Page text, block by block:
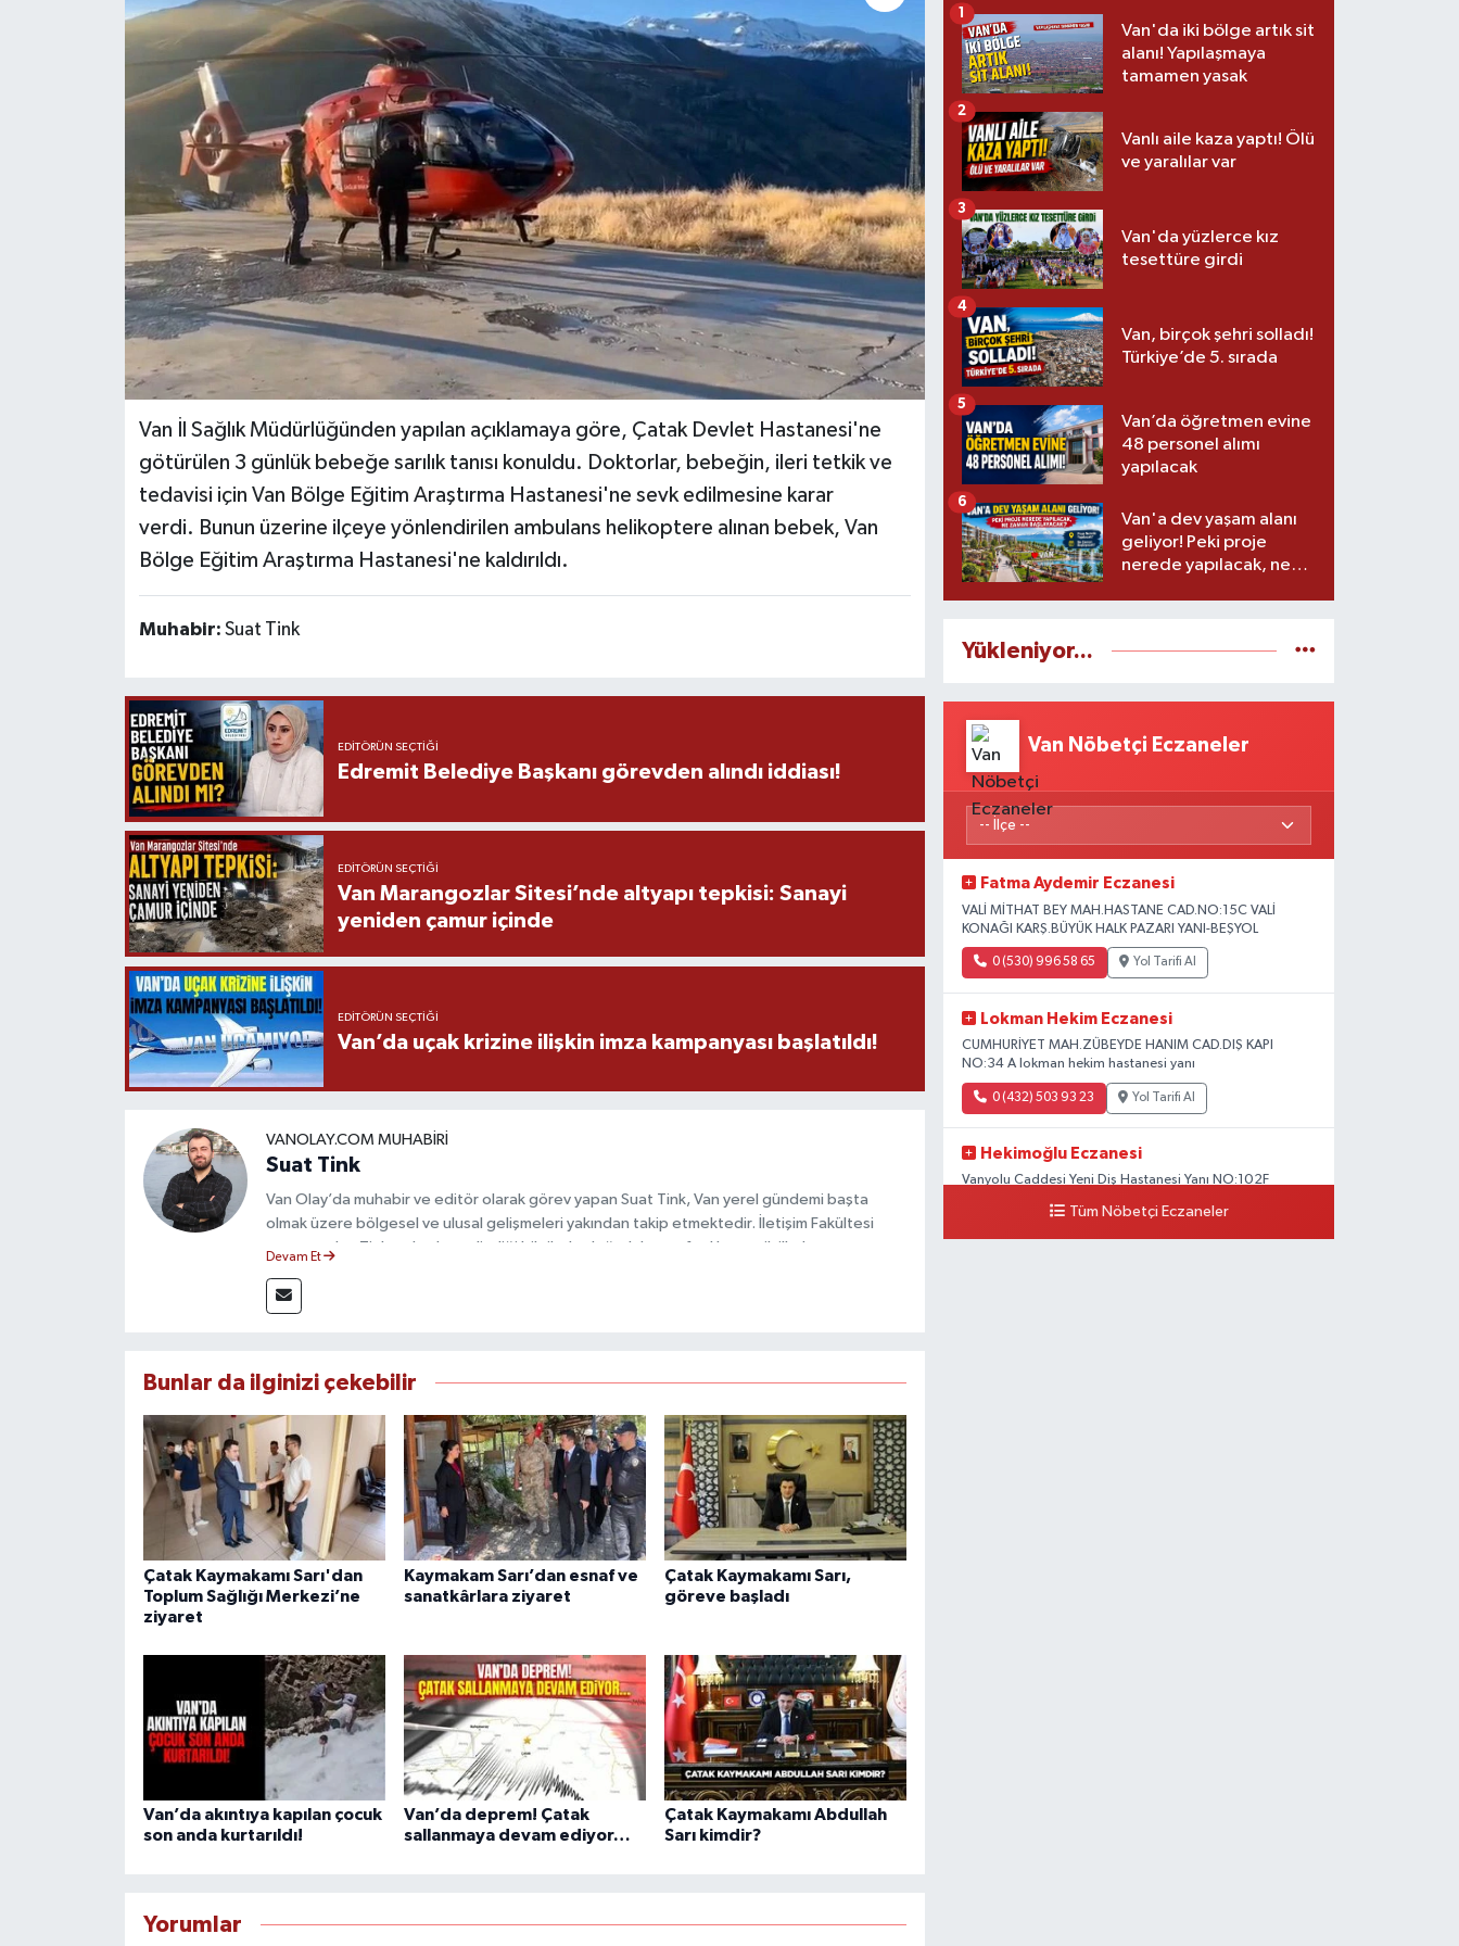
Van İl Sağlık Müdürlüğünden yapılan açıklamaya göre, Çatak Devlet Hastanesi'ne
götürülen 3 günlük bebeğe sarılık tanısı konuldu. Doktorlar, bebeğin, ileri tetkik ve
tedavisi için Van Bölge Eğitim Araştırma Hastanesi'ne sevk edilmesine karar
verdi. Bunun üzerine ilçeye yönlendirilen ambulans helikoptere alınan bebek, Van
Bölge Eğitim Araştırma Hastanesi'ne kaldırıldı.
Muhabir: Suat Tink
EDITÖRÜN SEÇTIĞI
Edremit Belediye Başkanı görevden alındı iddiası!
EDITÖRÜN SEÇTIĞI
Van Marangozlar Sitesi’nde altyapı tepkisi: Sanayi
yeniden çamur içinde
EDITÖRÜN SEÇTIĞI
Van’da uçak krizine ilişkin imza kampanyası başlatıldı!
VANOLAY.COM MUHABIRI
Suat Tink
Van Olay’da muhabir ve editör olarak görev yapan Suat Tink, Van yerel gündemi başta
olmak üzere bölgesel ve ulusal gelişmeleri yakından takip etmektedir. İletişim Fakültesi
mezunu olan Tink, sahadan edindiği bilgilerle doğruluk, tarafsızlık ve etik ilkeler
Devam Et
Bunlar da ilginizi çekebilir
Çatak Kaymakamı Sarı'dan
Toplum Sağlığı Merkezi’ne
ziyaret
Kaymakam Sarı’dan esnaf ve
sanatkârlara ziyaret
Çatak Kaymakamı Sarı,
göreve başladı
Van’da akıntıya kapılan çocuk
son anda kurtarıldı!
Van’da deprem! Çatak
sallanmaya devam ediyor…
Çatak Kaymakamı Abdullah
Sarı kimdir?
Yorumlar
Van'da iki bölge artık sit
alanı! Yapılaşmaya
tamamen yasak
1
Vanlı aile kaza yaptı! Ölü
ve yaralılar var
2
Van'da yüzlerce kız
tesettüre girdi
3
Van, birçok şehri solladı!
Türkiye’de 5. sırada
4
Van’da öğretmen evine
48 personel alımı
yapılacak
5
Van'a dev yaşam alanı
geliyor! Peki proje
nerede yapılacak, ne
6
Yükleniyor...
Van Nöbetçi Eczaneler
Fatma Aydemir Eczanesi
VALİ MİTHAT BEY MAH.HASTANE CAD.NO:15C VALİ
KONAĞI KARŞ.BÜYÜK HALK PAZARI YANI-BEŞYOL
0 (530) 996 58 65 Yol Tarifi Al
Lokman Hekim Eczanesi
CUMHURİYET MAH.ZÜBEYDE HANIM CAD.DIŞ KAPI
NO:34 A lokman hekim hastanesi yanı
0 (432) 503 93 23 Yol Tarifi Al
Hekimoğlu Eczanesi
Vanyolu Caddesi Yeni Diş Hastanesi Yanı NO:102F
0 (541) 147 65 65 Yol Tarifi Al
Tüm Nöbetçi Eczaneler
RESMİ İLANLAR